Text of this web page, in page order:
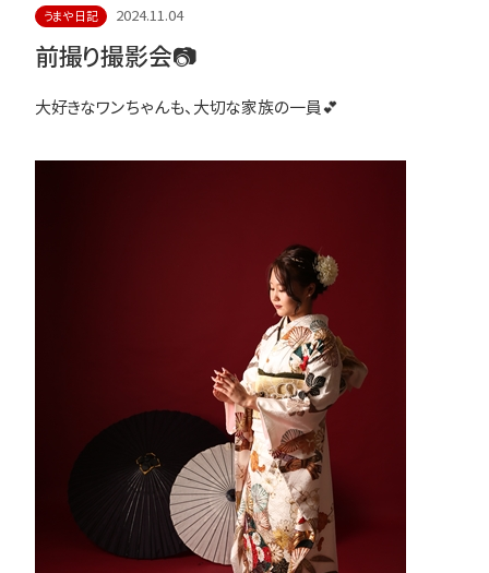
うまや日記 2024.11.04
前撮り撮影会📷
大好きなワンちゃんも、大切な家族の一員💕